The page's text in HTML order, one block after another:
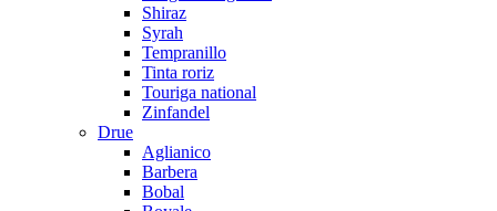
Shiraz
Syrah
Tempranillo
Tinta roriz
Touriga national
Zinfandel
Drue
Aglianico
Barbera
Bobal